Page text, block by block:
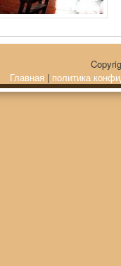
Главная | политика